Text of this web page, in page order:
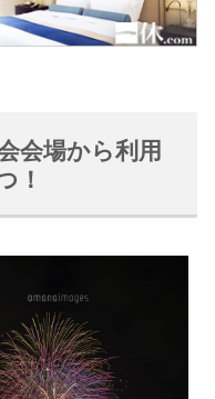
会場から利用
！